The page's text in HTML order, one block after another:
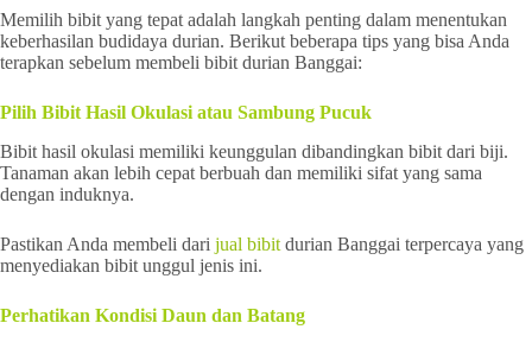
Memilih bibit yang tepat adalah langkah penting dalam menentukan
keberhasilan budidaya durian. Berikut beberapa tips yang bisa Anda
terapkan sebelum membeli bibit durian Banggai:
Pilih Bibit Hasil Okulasi atau Sambung Pucuk
Bibit hasil okulasi memiliki keunggulan dibandingkan bibit dari biji.
Tanaman akan lebih cepat berbuah dan memiliki sifat yang sama
dengan induknya.
Pastikan Anda membeli dari jual bibit durian Banggai terpercaya yang
menyediakan bibit unggul jenis ini.
Perhatikan Kondisi Daun dan Batang